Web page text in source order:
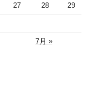
27 28 29
7月 »